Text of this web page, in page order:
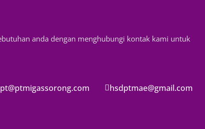
anda dengan menghubungi kontak kami untuk
pt@ptmigassorong.com hsdptmae@gmail.com